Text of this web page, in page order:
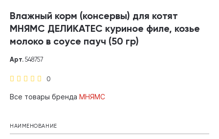
Влажный корм (консервы) для котят
МНЯМС ДЕЛИКАТЕС куриное филе, козье
молоко в соусе пауч (50 гр)
0
Арт. 548757
Все товары бренда МНЯМС
НАИМЕНОВАНИЕ